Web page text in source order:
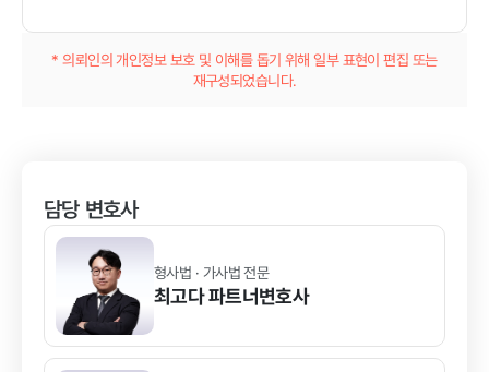
* 의뢰인의 개인정보 보호 및 이해를 돕기 위해 일부 표현이 편집 또는
재구성되었습니다.
담당 변호사
형사법 · 가사법 전문
최고다파트너변호사